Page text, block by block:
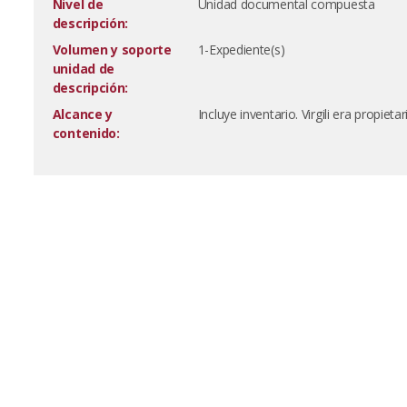
Nivel de
descripción:
Unidad documental compuesta
Volumen y soporte
unidad de
descripción:
1-Expediente(s)
Alcance y
contenido:
Incluye inventario. Virgili era